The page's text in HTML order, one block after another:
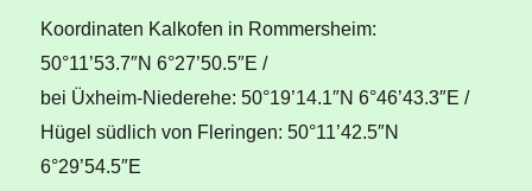
Koordinaten Kalkofen in Rommersheim:
50°11’53.7″N 6°27’50.5″E /
bei Üxheim-Niederehe: 50°19’14.1″N 6°46’43.3″E /
Hügel südlich von Fleringen: 50°11’42.5″N
6°29’54.5″E